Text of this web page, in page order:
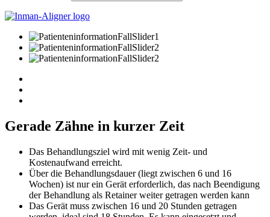
Gerade Zähne in kurzer Zeit
Das Behandlungsziel wird mit wenig Zeit- und
Kostenaufwand erreicht.
Über die Behandlungsdauer (liegt zwischen 6 und 16
Wochen) ist nur ein Gerät erforderlich, das nach Beendigung
der Behandlung als Retainer weiter getragen werden kann
Das Gerät muss zwischen 16 und 20 Stunden getragen